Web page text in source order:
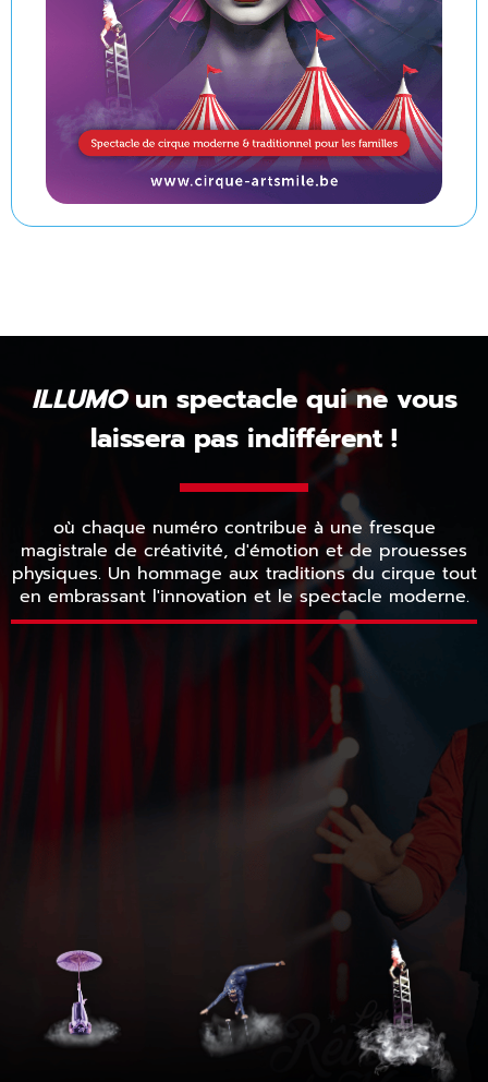
ILLUMOun spectacle qui ne vous
laissera pas indifférent !
où chaque numéro contribue à une fresque
magistrale de créativité, d'émotion et de prouesses
physiques. Un hommage aux traditions du cirque tout
en embrassant l'innovation et le spectacle moderne.